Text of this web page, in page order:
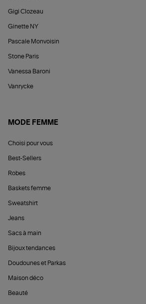
Gigi Clozeau
Ginette NY
Pascale Monvoisin
Stone Paris
Vanessa Baroni
Vanrycke
MODE FEMME
Choisi pour vous
Best-Sellers
Robes
Baskets femme
Sweatshirt
Jeans
Sacs à main
Bijoux tendances
Doudounes et Parkas
Maison déco
Beauté